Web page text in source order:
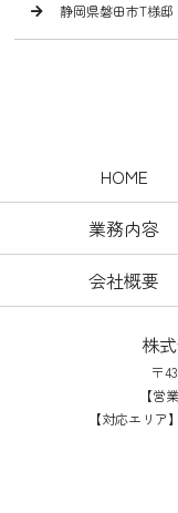
静岡県磐田市T様
HOME
業務内容
会社概要
株
〒
【営
【対応エリ